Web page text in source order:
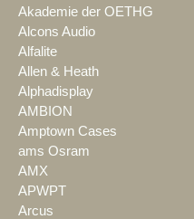
Akademie der OETHG
Alcons Audio
Alfalite
Allen & Heath
Alphadisplay
AMBION
Amptown Cases
ams Osram
AMX
APWPT
Arcus